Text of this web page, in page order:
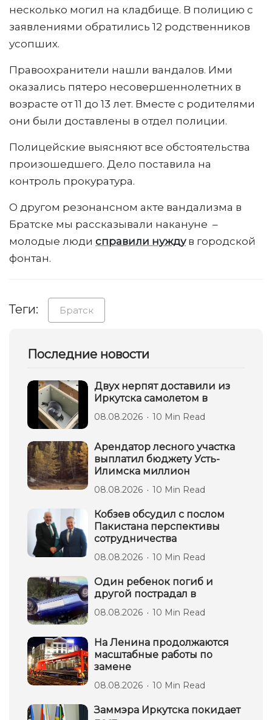
несколько могил на кладбище. В полицию с
заявлениями обратились 12 родственников
усопших.
Правоохранители нашли вандалов. Ими
оказались пятеро несовершеннолетних в
возрасте от 11 до 13 лет. Вместе с родителями
они были доставлены в отдел полиции.
Полицейские выясняют все обстоятельства
произошедшего. Дело поставила на
контроль прокуратура.
О другом резонансном акте вандализма в
Братске мы рассказывали накануне –
молодые люди справили нуждув городской
фонтан.
Теги: Братск
Последние новости
Двух нерпят доставили из
Иркутска самолетом в
08.08.2026 10 Min Read
Арендатор лесного участка
выплатил бюджету Усть-
Илимска миллион
08.08.2026 10 Min Read
Кобзев обсудил с послом
Пакистана перспективы
сотрудничества
08.08.2026 10 Min Read
Один ребенок погиб и
другой пострадал в
08.08.2026 10 Min Read
На Ленина продолжаются
масштабные работы по
замене
08.08.2026 10 Min Read
Заммэра Иркутска покидает